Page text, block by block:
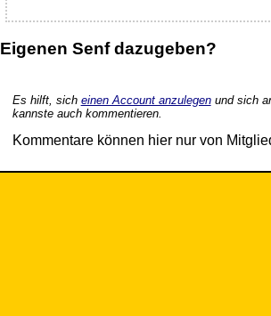
Eigenen Senf dazugeben?
Es hilft, sich einen Account anzulegenund sich
kannste auch kommentieren.
Kommentare können hier nur von